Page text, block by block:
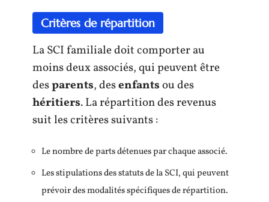
Critères de répartition
La SCI familiale doit comporter au
moins deux associés, qui peuvent être
desparents, desenfantsou des
héritiers. La répartition des revenus
suit les critères suivants :
Le nombre de parts détenues par chaque associé.
Les stipulations des statuts de la SCI, qui peuvent
prévoir des modalités spécifiques de répartition.